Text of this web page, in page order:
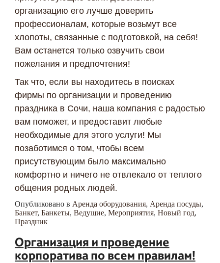
организацию его лучше доверить
профессионалам, которые возьмут все
хлопоты, связанные с подготовкой, на себя!
Вам останется только озвучить свои
пожелания и предпочтения!
Так что, если вы находитесь в поисках
фирмы по организации и проведению
праздника в Сочи, наша компания с радостью
вам поможет, и предоставит любые
необходимые для этого услуги! Мы
позаботимся о том, чтобы всем
присутствующим было максимально
комфортно и ничего не отвлекало от теплого
общения родных людей.
Опубликовано в Аренда оборудования, Аренда посуды,
Банкет, Банкеты, Ведущие, Мероприятия, Новый год,
Праздник
Организация и проведение
корпоратива по всем правилам!